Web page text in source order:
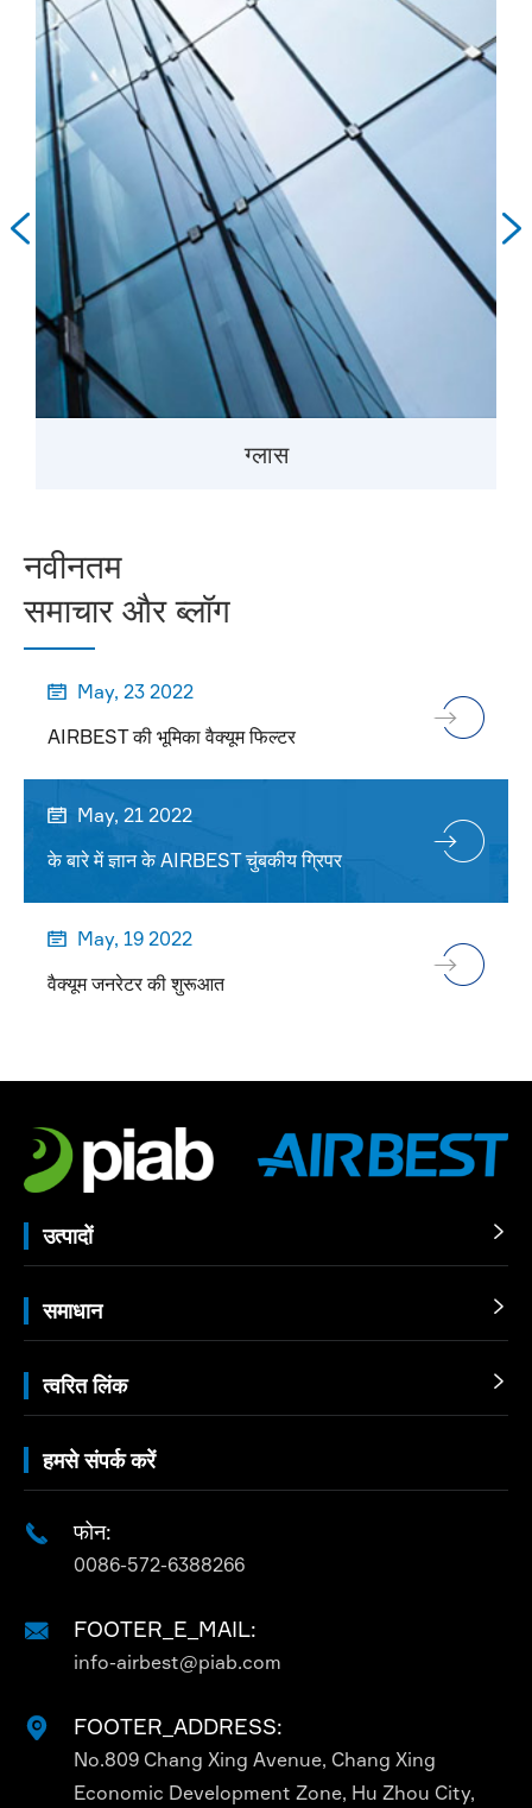
ग्लास
 
नवीनतम
समाचार और ब्लॉग

May, 23 2022
AIRBEST की भूमिका वैक्यूम फिल्टर

May, 21 2022
के बारे में ज्ञान के AIRBEST चुंबकीय ग्रिपर

May, 19 2022
वैक्यूम जनरेटर की शुरूआत
उत्पादों 
समाधान 
त्वरित लिंक 
हमसे संपर्क करें
 फोन:
0086-572-6388266
 FOOTER_E_MAIL:
info-airbest@piab.com
 FOOTER_ADDRESS:
No.809 Chang Xing Avenue, Chang Xing
Economic Development Zone, Hu Zhou City,